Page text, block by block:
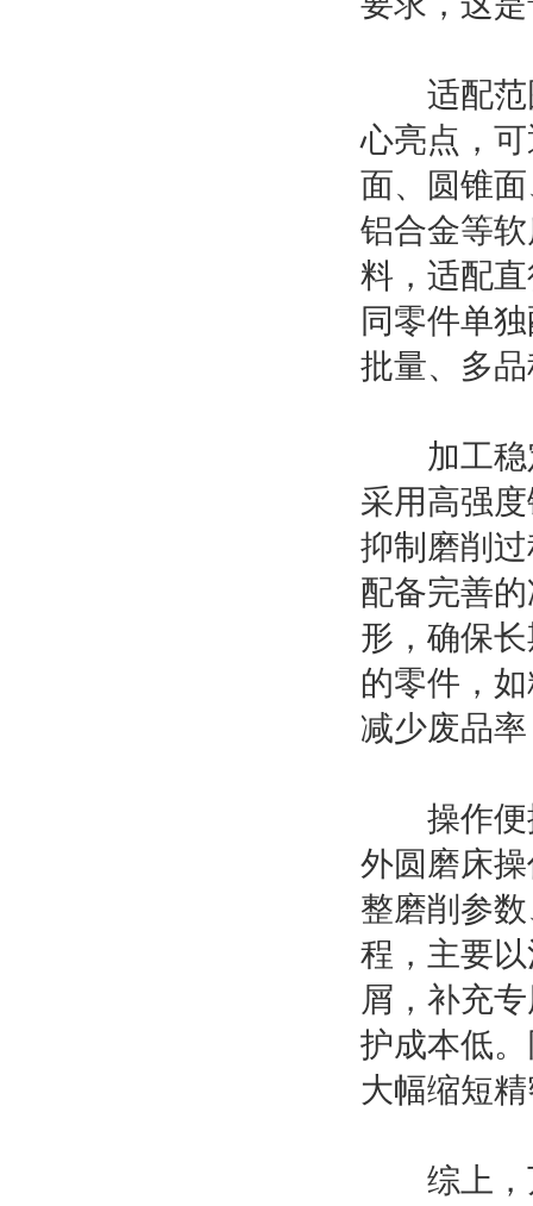
适配范围
心亮点，
面、圆锥
铝合金等
料，适配
同零件单
批量、多
加工稳定
采用高强
抑制磨削
配备完善
形，确保
的零件，
减少废品
操作便捷
外圆磨床
整磨削参
程，主要
屑，补充
护成本低
大幅缩短
综上，万